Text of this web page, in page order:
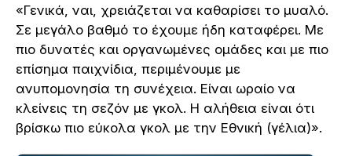
«Γενικά, ναι, χρειάζεται να καθαρίσει το μυαλό.
Σε μεγάλο βαθμό το έχουμε ήδη καταφέρει. Με
πιο δυνατές και οργανωμένες ομάδες και με πιο
επίσημα παιχνίδια, περιμένουμε με
ανυπομονησία τη συνέχεια. Είναι ωραίο να
κλείνεις τη σεζόν με γκολ. Η αλήθεια είναι ότι
βρίσκω πιο εύκολα γκολ με την Εθνική (γέλια)».